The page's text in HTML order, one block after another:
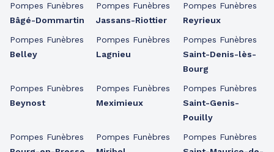
Pompes Funèbres
Bâgé-Dommartin
Pompes Funèbres
Belley
Pompes Funèbres
Beynost
Pompes Funèbres
Pompes Funèbres
Jassans-Riottier
Pompes Funèbres
Lagnieu
Pompes Funèbres
Meximieux
Pompes Funèbres
Pompes Funèbres
Reyrieux
Pompes Funèbres
Saint-Denis-lès-
Bourg
Pompes Funèbres
Saint-Genis-
Pouilly
Pompes Funèbres